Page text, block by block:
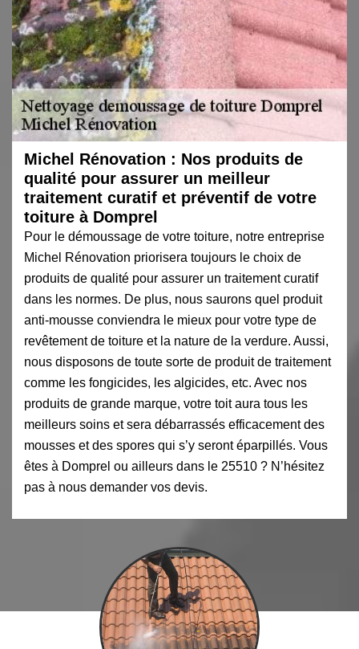
Michel Rénovation : Nos produits de
qualité pour assurer un meilleur
traitement curatif et préventif de votre
toiture à Domprel
Pour le démoussage de votre toiture, notre entreprise
Michel Rénovation priorisera toujours le choix de
produits de qualité pour assurer un traitement curatif
dans les normes. De plus, nous saurons quel produit
anti-mousse conviendra le mieux pour votre type de
revêtement de toiture et la nature de la verdure. Aussi,
nous disposons de toute sorte de produit de traitement
comme les fongicides, les algicides, etc. Avec nos
produits de grande marque, votre toit aura tous les
meilleurs soins et sera débarrassés efficacement des
mousses et des spores qui s’y seront éparpillés. Vous
êtes à Domprel ou ailleurs dans le 25510 ? N’hésitez
pas à nous demander vos devis.